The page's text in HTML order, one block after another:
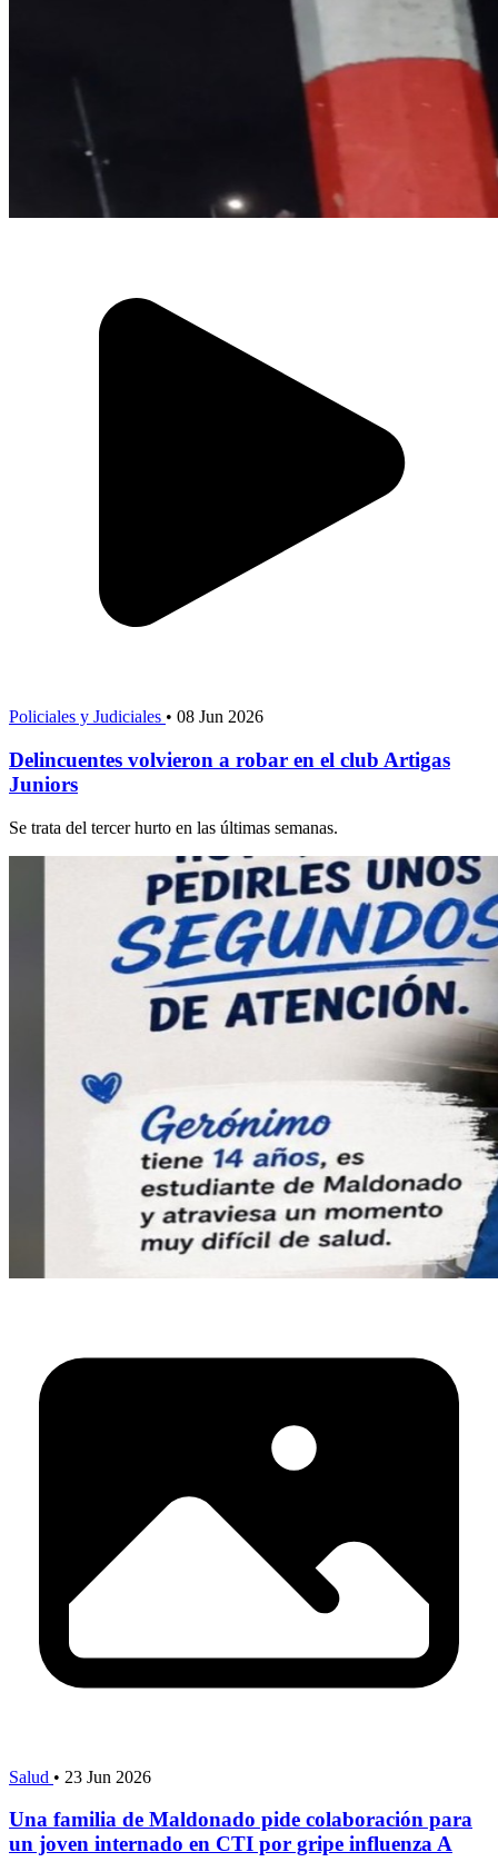
Policiales y Judiciales • 08 Jun 2026
Delincuentes volvieron a robar en el club Artigas
Juniors
Se trata del tercer hurto en las últimas semanas.
Salud • 23 Jun 2026
Una familia de Maldonado pide colaboración para
un joven internado en CTI por gripe influenza A